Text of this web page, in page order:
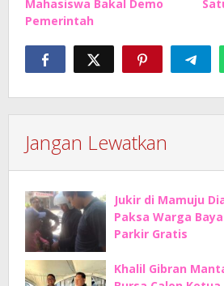
Mahasiswa Bakal Demo
Pemerintah
Jangan Lewatkan
Jukir di Mamuju
Paksa Warga
Parkir Gratis
Khalil Gibran